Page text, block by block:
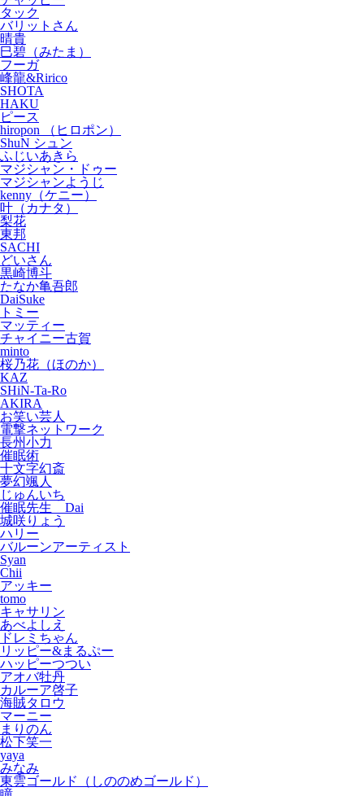
タック
バリットさん
晴貴
巳碧（みたま）
フーガ
峰龍&Ririco
SHOTA
HAKU
ピース
hiropon （ヒロポン）
ShuN シュン
ふじいあきら
マジシャン・ドゥー
マジシャンようじ
kenny（ケニー）
叶（カナタ）
梨花
東邦
SACHI
どいさん
黒崎博斗
たなか亀吾郎
DaiSuke
トミー
マッティー
チャイニー古賀
minto
桜乃花（ほのか）
KAZ
SHiN-Ta-Ro
AKIRA
お笑い芸人
電撃ネットワーク
長州小力
催眠術
十文字幻斎
夢幻颯人
じゅんいち
催眠先生 Dai
城咲りょう
ハリー
バルーンアーティスト
Syan
Chii
アッキー
tomo
キャサリン
あべよしえ
ドレミちゃん
リッピー&まるぷー
ハッピーつつい
アオバ牡丹
カルーア啓子
海賊タロウ
マーニー
まりのん
松下笑一
yaya
みなみ
東雲ゴールド（しののめゴールド）